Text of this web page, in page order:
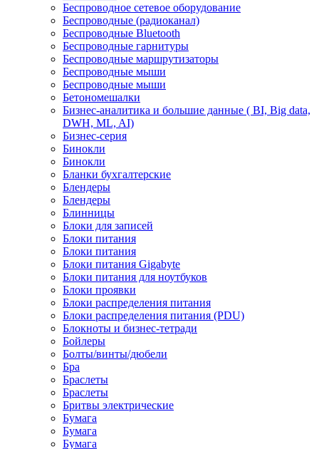
Беспроводное сетевое оборудование
Беспроводные (радиоканал)
Беспроводные Bluetooth
Беспроводные гарнитуры
Беспроводные маршрутизаторы
Беспроводные мыши
Беспроводные мыши
Бетономешалки
Бизнес-аналитика и большие данные ( BI, Big data,
DWH, ML, AI)
Бизнес-серия
Бинокли
Бинокли
Бланки бухгалтерские
Блендеры
Блендеры
Блинницы
Блоки для записей
Блоки питания
Блоки питания
Блоки питания Gigabyte
Блоки питания для ноутбуков
Блоки проявки
Блоки распределения питания
Блоки распределения питания (PDU)
Блокноты и бизнес-тетради
Бойлеры
Болты/винты/дюбели
Бра
Браслеты
Браслеты
Бритвы электрические
Бумага
Бумага
Бумага